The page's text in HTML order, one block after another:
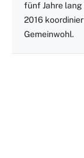
fünf Jahre
2016
Gemeinwohl.